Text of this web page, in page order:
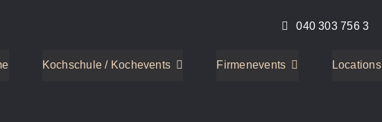
040 303 756 3
Kochschule / Kochevents Firmenevents Locations